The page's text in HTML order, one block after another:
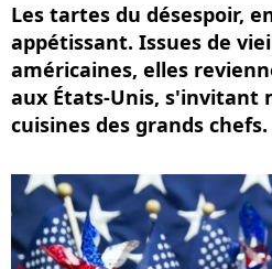
Les tartes du désespoir,
appétissant. Issues de
américaines, elles
aux États-Unis, s'invitant
cuisines des grands chefs.